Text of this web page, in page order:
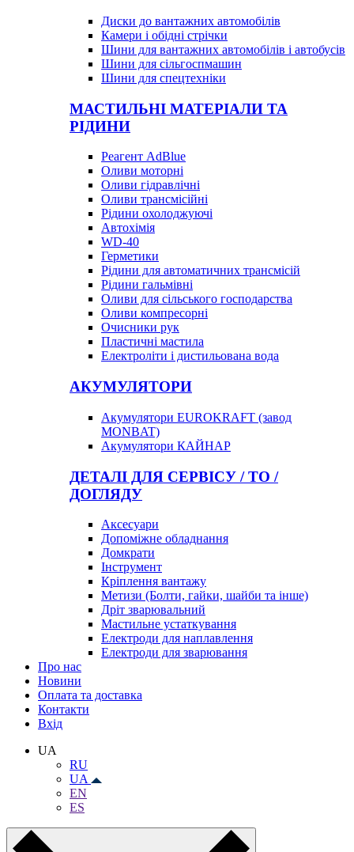
Диски до вантажних автомобілів
Камери і обідні стрічки
Шини для вантажних автомобілів і автобусів
Шини для сільгоспмашин
Шини для спецтехніки
МАСТИЛЬНІ МАТЕРІАЛИ ТА
РІДИНИ
Реагент AdBlue
Оливи моторні
Оливи гідравлічні
Оливи трансмісійні
Рідини охолоджуючі
Автохімія
WD-40
Герметики
Рідини для автоматичних трансмісій
Рідини гальмівні
Оливи для сільського господарства
Оливи компресорні
Очисники рук
Пластичні мастила
Електроліти і дистильована вода
АКУМУЛЯТОРИ
Акумулятори EUROKRAFT (завод
MONBAT)
Акумулятори КАЙНАР
ДЕТАЛІ ДЛЯ СЕРВІСУ / ТО /
ДОГЛЯДУ
Аксесуари
Допоміжне обладнання
Домкрати
Інструмент
Кріплення вантажу
Метизи (Болти, гайки, шайби та інше)
Дріт зварювальний
Мастильне устаткування
Електроди для наплавлення
Електроди для зварювання
Про нас
Новини
Оплата та доставка
Контакти
Вхiд
UA
RU
UA
EN
ES